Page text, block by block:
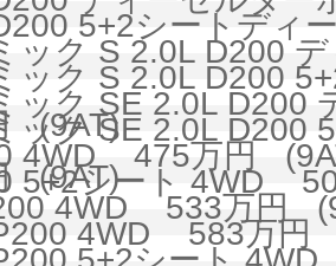
5+2シートデ
ック S 2.0L D200
ック S 2.0L D200
(9AT)
ック SE 2.0L
ック SE 2.0L
(9AT)
4WD 475万円
5+2シート 4WD
4WD 533万円
4WD 583万円